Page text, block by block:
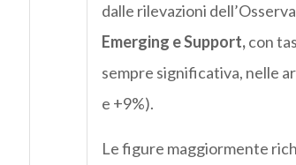
dalle rilevazioni
Emerging e Support,con
sempre significativa, nelle
e +9%).
Le figure maggiormente